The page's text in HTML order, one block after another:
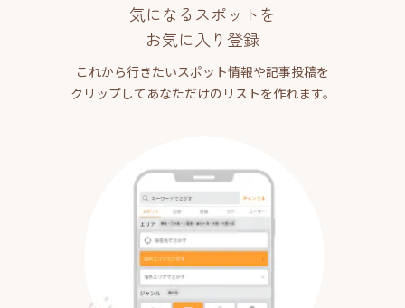
気になるスポットを
お気に入り登録
これから行きたいスポット情報や記事投稿を
クリップしてあなただけのリストを作れます。